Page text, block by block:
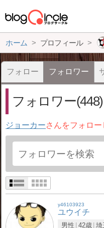
ホーム プロフィール
フォロー フォロワー
フォロワー(448)
ジョーカーさんをフォロー
y46103923
ユウイチ
男性 42歳 埼